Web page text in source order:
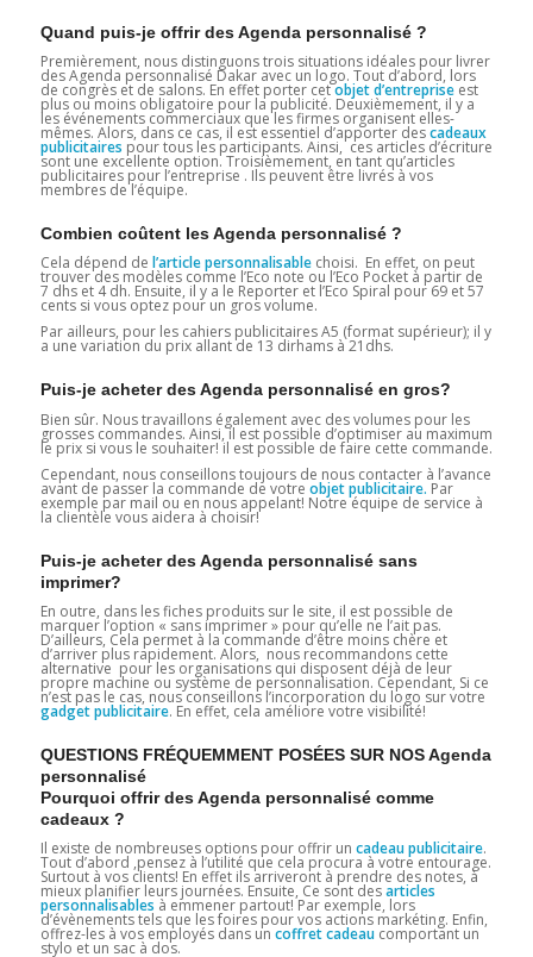
Quand puis-je offrir des Agenda personnalisé ?
Premièrement, nous distinguons trois situations idéales pour livrer
des Agenda personnalisé Dakar avec un logo. Tout d’abord, lors
de congrès et de salons. En effet porter cetobjet d’entrepriseest
plus ou moins obligatoire pour la publicité. Deuxièmement, il y a
les événements commerciaux que les firmes organisent elles-
mêmes. Alors, dans ce cas, il est essentiel d’apporter descadeaux
publicitaires pour tous les participants. Ainsi, ces articles d’écriture
sont une excellente option. Troisièmement, en tant qu’articles
publicitaires pour l’entreprise . Ils peuvent être livrés à vos
membres de l’équipe.
Combien coûtent les Agenda personnalisé ?
Cela dépend de l’article personnalisablechoisi. En effet, on peut
trouver des modèles comme l’Eco note ou l’Eco Pocket à partir de
7 dhs et 4 dh. Ensuite, il y a le Reporter et l’Eco Spiral pour 69 et 57
cents si vous optez pour un gros volume.
Par ailleurs, pour les cahiers publicitaires A5 (format supérieur); il y
a une variation du prix allant de 13 dirhams à 21dhs.
Puis-je acheter des Agenda personnalisé en gros?
Bien sûr. Nous travaillons également avec des volumes pour les
grosses commandes. Ainsi, il est possible d’optimiser au maximum
le prix si vous le souhaiter! il est possible de faire cette commande.
Cependant, nous conseillons toujours de nous contacter à l’avance
avant de passer la commande de votre objet publicitaire. Par
exemple par mail ou en nous appelant! Notre équipe de service à
la clientèle vous aidera à choisir!
Puis-je acheter des Agenda personnalisé sans
imprimer?
En outre, dans les fiches produits sur le site, il est possible de
marquer l’option « sans imprimer » pour qu’elle ne l’ait pas.
D’ailleurs, Cela permet à la commande d’être moins chère et
d’arriver plus rapidement. Alors, nous recommandons cette
alternative pour les organisations qui disposent déjà de leur
propre machine ou système de personnalisation. Cependant, Si ce
n’est pas le cas, nous conseillons l’incorporation du logo sur votre
gadget publicitaire. En effet, cela améliore votre visibilité!
QUESTIONS FRÉQUEMMENT POSÉES SUR NOS Agenda
personnalisé
Pourquoi offrir des Agenda personnalisé comme
cadeaux ?
Il existe de nombreuses options pour offrir un cadeau publicitaire.
Tout d’abord ,pensez à l’utilité que cela procura à votre entourage.
Surtout à vos clients! En effet ils arriveront à prendre des notes, à
mieux planifier leurs journées. Ensuite, Ce sont desarticles
personnalisables à emmener partout! Par exemple, lors
d’évènements tels que les foires pour vos actions markéting. Enfin,
offrez-les à vos employés dans un coffret cadeau comportant un
stylo et un sac à dos.